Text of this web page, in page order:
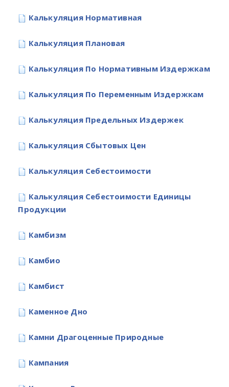
Калькуляция Нормативная
Калькуляция Плановая
Калькуляция По Нормативным Издержкам
Калькуляция По Переменным Издержкам
Калькуляция Предельных Издержек
Калькуляция Сбытовых Цен
Калькуляция Себестоимости
Калькуляция Себестоимости Единицы
Продукции
Камбизм
Камбио
Камбист
Каменное Дно
Камни Драгоценные Природные
Кампания